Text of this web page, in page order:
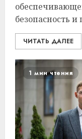
безопасность
ЧИТАТЬ ДАЛЕЕ
1 мин чтения